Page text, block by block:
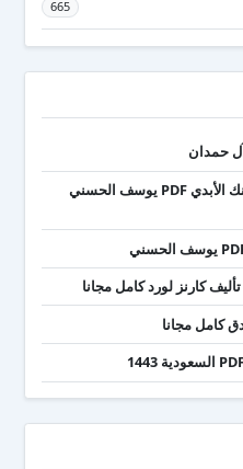
665
تحميل كتاب عقدك النفسية سجنك الأبدي PDF يوسف الحسني